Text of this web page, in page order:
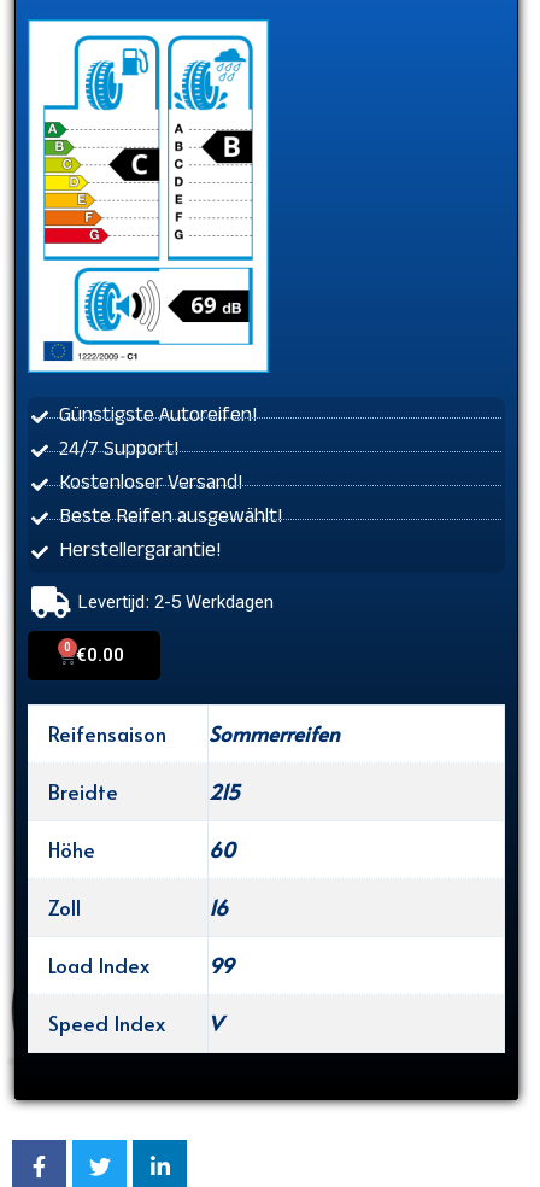
Günstigste Autoreifen!
24/7 Support!
Kostenloser Versand!
Beste Reifen ausgewählt!
Herstellergarantie!
Levertijd: 2-5 Werkdagen
€0.00
0
Cart
Reifensaison
Sommerreifen
Breidte
215
Höhe
60
Zoll
16
Load Index
99
Speed Index
V